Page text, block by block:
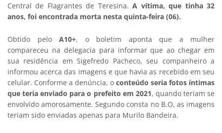
Central de Flagrantes de Teresina.A vítima, que tinha 32
anos, foi encontrada morta nesta quinta-feira (06).
Obtido pelo A10+, o boletim aponta que a mulher
compareceu na delegacia para informar que ao chegar em
sua residência em Sigefredo Pacheco, seu companheiro a
informou acerca das imagens e que havia as recebido em seu
celular. Conforme a denúncia, o conteúdo seria fotos íntimas
que teria enviado para o prefeito em 2021, quando teriam se
envolvido amorosamente. Segundo consta no B.O, as imagens
teriam sido enviadas apenas para Murilo Bandeira.